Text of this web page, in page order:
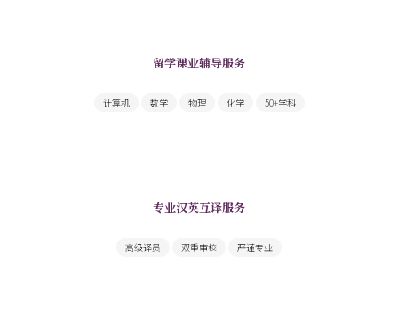
留学课业辅导服务
计算机 数学 物理 化学 50+学科
专业汉英互译服务
高级译员 双重审校 严谨专业